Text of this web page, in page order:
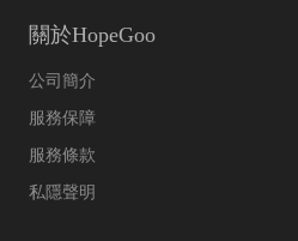
關於HopeGoo
公司簡介
服務保障
服務條款
私隱聲明